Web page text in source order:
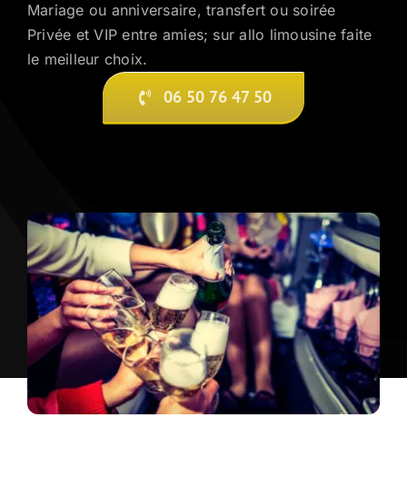
Mariage ou anniversaire, transfert ou soirée
Privée et VIP entre amies; sur allo limousine faite
le meilleur choix.
06 50 76 47 50